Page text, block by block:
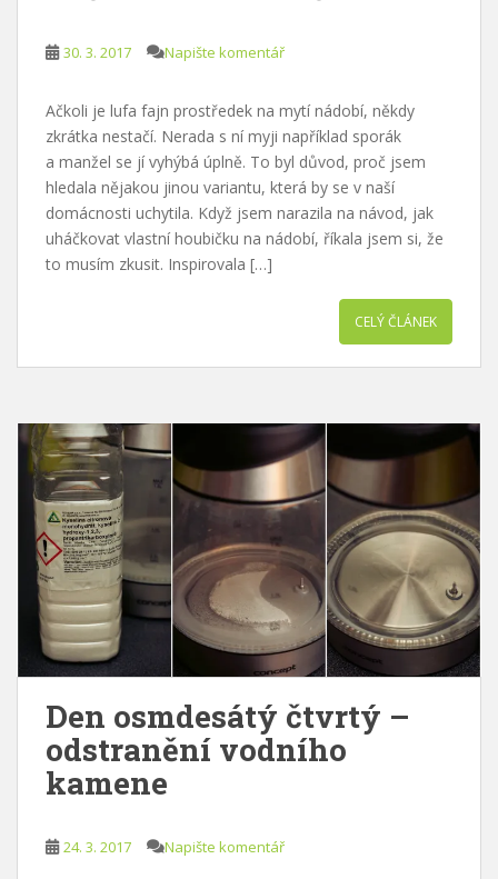
30. 3. 2017 Napište komentář
Ačkoli je lufa fajn prostředek na mytí nádobí, někdy
zkrátka nestačí. Nerada s ní myji například sporák
a manžel se jí vyhýbá úplně. To byl důvod, proč jsem
hledala nějakou jinou variantu, která by se v naší
domácnosti uchytila. Když jsem narazila na návod, jak
uháčkovat vlastní houbičku na nádobí, říkala jsem si, že
to musím zkusit. Inspirovala […]
CELÝ ČLÁNEK
Den osmdesátý čtvrtý –
odstranění vodního
kamene
24. 3. 2017 Napište komentář